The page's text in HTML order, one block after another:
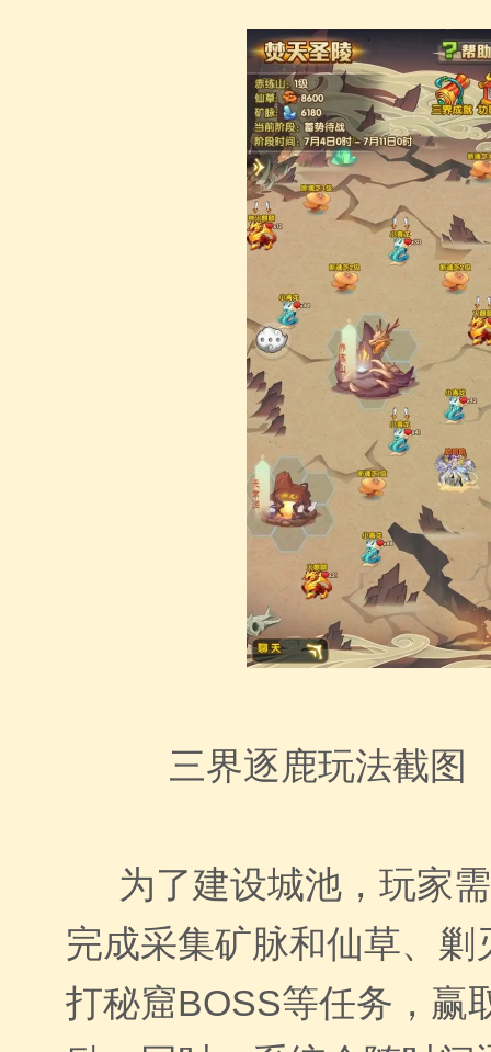
三界逐鹿玩法截图
为了建设城池，玩家
完成采集矿脉和仙草、剿
打秘窟BOSS等任务，赢